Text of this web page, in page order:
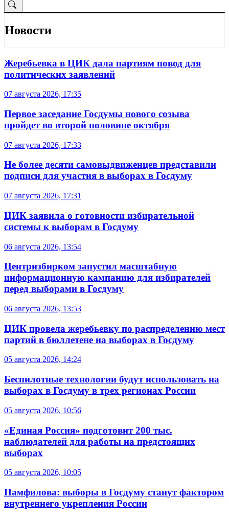
Новости
Жеребьевка в ЦИК дала партиям повод для
политических заявлений
07 августа 2026, 17:35
Первое заседание Госдумы нового созыва
пройдет во второй половине октября
07 августа 2026, 17:33
Не более десяти самовыдвиженцев представили
подписи для участия в выборах в Госдуму
07 августа 2026, 17:31
ЦИК заявила о готовности избирательной
системы к выборам в Госдуму
06 августа 2026, 13:54
Центризбирком запустил масштабную
информационную кампанию для избирателей
перед выборами в Госдуму
06 августа 2026, 13:53
ЦИК провела жеребьевку по распределению мест
партий в бюллетене на выборах в Госдуму
05 августа 2026, 14:24
Беспилотные технологии будут использовать на
выборах в Госдуму в трех регионах России
05 августа 2026, 10:56
«Единая Россия» подготовит 200 тыс.
наблюдателей для работы на предстоящих
выборах
05 августа 2026, 10:05
Памфилова: выборы в Госдуму станут фактором
внутреннего укрепления России